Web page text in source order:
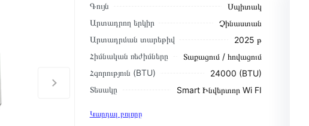
Գույն
Սպիտակ
Արտադրող երկիր
Չինաստան
Արտադրման տարեթիվ
2025 թ
Հիմնական ռեժիմները
Տաքացում / հովացում
Հզորություն (BTU)
24000 (BTU)
Տեսակը
Smart Ինվերտոր Wi FI
Կարդալ բոլորը